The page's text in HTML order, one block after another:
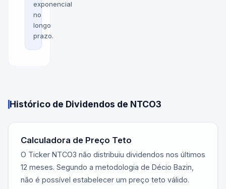
exponencial
no
longo
prazo.
Histórico de Dividendos de NTCO3
Calculadora de Preço Teto
O Ticker NTCO3 não distribuiu dividendos nos últimos
12 meses. Segundo a metodologia de Décio Bazin,
não é possível estabelecer um preço teto válido.